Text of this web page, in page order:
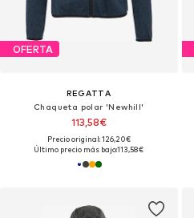
OFERTA
REGATTA
Chaqueta polar 'Newhill'
113,58€
Precio original: 126,20€
Último precio más bajo:113,58€